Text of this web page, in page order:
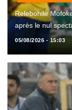
Relebohile
après le nul
05/08/2026 - 15:03